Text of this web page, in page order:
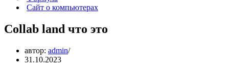
Сайт о компьютерах
Collab land что это
автор: admin
31.10.2023